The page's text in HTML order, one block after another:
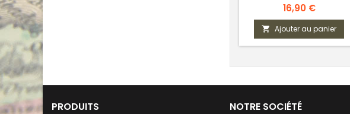
Prix
16,90 €
 Ajouter au panier
PRODUITS NOTRE SOCIÉTÉ